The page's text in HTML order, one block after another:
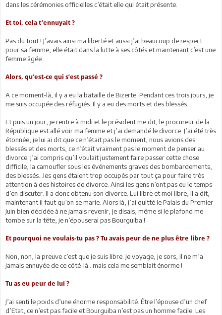
dans les cérémonies officielles c’était elle qui était présente.
Et toi, cela t’ennuyait ?
Pas du tout ! J’avais ainsi ma liberté et aussi j’ai beaucoup de respect
pour sa femme, elle était dans la lutte à ses côtés et maintenant c’est une
femme âgée.
Alors, qu’est-ce qui s’est passé ?
A ce moment-là, il y a eu la bataille de Bizerte. Pendant ces trois jours, je
me suis occupée des réfugiés. Il y a eu des morts et des blessés.
Et puis un jour, je rentre à midi et le président me dit, le procureur de la
République est allé voir ma femme et j’ai demandé le divorce. J’ai été très
étonnée, je lui ai dit que ce n’était pas le moment, nous avions des
blessés et des morts, ce n’était vraiment pas le moment de penser au
divorce. J’ai compris qu’il voulait justement faire passer cette chose
difficile, la camoufler sous les événements graves des bombardements,
des blessés…les gens étaient trop occupés par tout ça pour faire très
attention à des histoires de divorce. Ainsi les gens n’ont pas eu le temps
d’en discuter. Il a donc obtenu son divorce. Lui libre et moi libre, il a dit,
maintenant il faut qu’on se marie. Alors là, j’ai quitté le Palais du Premier
Juin bien décidée à ne jamais revenir, je disais, même si le plafond me
tombe sur la tête, je n’épouserai pas Bourguiba !
Et pourquoi ne voulais-tu pas ? Tu avais peur de ne plus être libre ?
Non, non, la preuve c’est que je suis libre. Je voyage, je sors, il ne m’a
jamais ennuyée de ce côté-là…mais cela me semblait énorme !
Tu as eu peur de lui ?
J’ai senti le poids d’une énorme responsabilité. Être l’épouse d’un chef
d’Etat, ce n’est pas facile et Bourguiba n’est pas un homme facile. Les